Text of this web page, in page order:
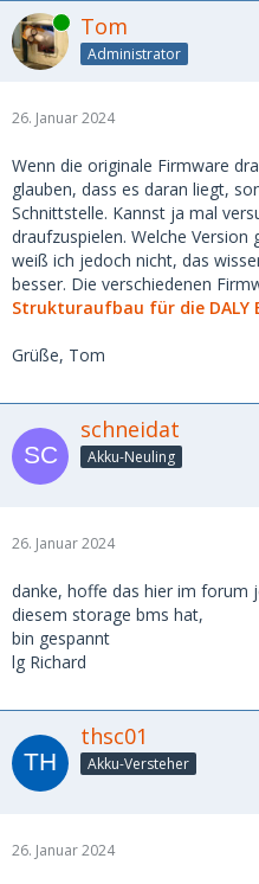
Online Tom
Administrator
26. Januar 2024
Wenn die originale Firmware
glauben, dass es daran liegt,
Schnittstelle. Kannst ja mal
draufzuspielen. Welche
weiß ich jedoch nicht, das
besser. Die verschiedenen
Strukturaufbau für die DALY
Grüße, Tom
schneidat
Akku-Neuling
26. Januar 2024
danke, hoffe das hier im forum
diesem storage bms hat,
bin gespannt
lg Richard
thsc01
Akku-Versteher
26. Januar 2024